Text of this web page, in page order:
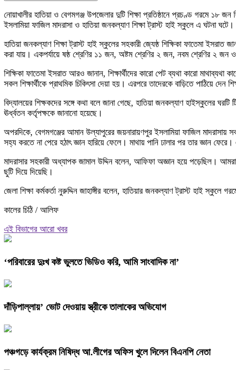
নোয়াখালীর হাতিয়া ও বেগমগঞ্জ উপজেলার দুটি শিক্ষা প্রতিষ্ঠানে প্রচণ্ড গরমে ১৮
ইসলামিয়া ফাজিল মাদরাসা ও হাতিয়া জনকল্যাণ শিক্ষা ট্রাস্ট হাই স্কুলে এ ঘটনা ঘটে।
হাতিয়া জনকল্যাণ শিক্ষা ট্রাস্ট হাই স্কুলের সহকারী জ্যেষ্ঠ শিক্ষিকা ফাতেমা
করা যায়। একপর্যায়ে ষষ্ঠ শ্রেণির ১১ জন, অষ্টম শ্রেণির ২ জন, নবম শ্রেণির ২ জন
শিক্ষিকা ফাতেমা ইসরাত আরও জানান, শিক্ষার্থীদের কারো পেট ব্যথা কারো
সকল শিক্ষার্থীকে প্রাথমিক চিকিৎসা দেয়া হয়। এরপরে তাদেরকে বাড়িতে পাঠিয়ে দেন
বিদ্যালয়ের শিক্ষকদের সঙ্গে কথা বলে জানা গেছে, হাতিয়া জনকল্যাণ হাইস্কুলের ঘরটি
ঊর্ধ্বতন কর্তৃপক্ষকে জানানো হয়েছে।
অপরদিকে, বেগমগঞ্জের আমান উল্যাপুরের জয়নারায়ণপুর ইসলামিয়া ফাজিল
সহ্য করতে না পেরে হঠাৎ জ্ঞান হারিয়ে ফেলে। মাথায় পানি ঢালার পর তার জ্ঞান
মাদরাসার সহকারী অধ্যাপক জামাল উদ্দিন বলেন, আফিফা অজ্ঞান হয়ে পড়েছিল।
ছুটি দিয়ে দিয়েছি।
জেলা শিক্ষা কর্মকর্তা নুরুদ্দিন জাহাঙ্গীর বলেন, হাতিয়ার জনকল্যাণ ট্রাস্ট হাই
কালের চিঠি / আলিফ
এই বিভাগের আরো খবর
‘পরিবারের দুঃখ কষ্ট ভুলতে ভিডিও করি, আমি সাংবাদিক না’
দাঁড়িপাল্লায়’ ভোট দেওয়ায় স্ত্রীকে তালাকের অভিযোগ
পঞ্চগড়ে কার্যক্রম নিষিদ্ধ আ.লীগের অফিস খুলে দিলেন বিএনপি নেতা